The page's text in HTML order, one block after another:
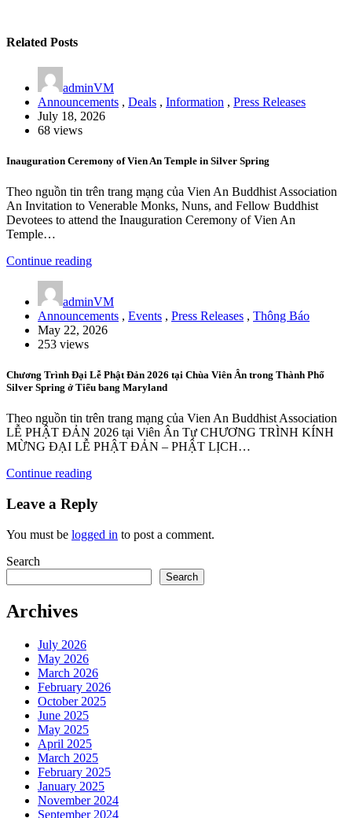
Related Posts
adminVM
Announcements , Deals , Information , Press Releases
July 18, 2026
68 views
Inauguration Ceremony of Vien An Temple in Silver Spring
Theo nguồn tin trên trang mạng của Vien An Buddhist Association
An Invitation to Venerable Monks, Nuns, and Fellow Buddhist
Devotees to attend the Inauguration Ceremony of Vien An
Temple…
Continue reading
adminVM
Announcements , Events , Press Releases , Thông Báo
May 22, 2026
253 views
Chương Trình Đại Lễ Phật Đản 2026 tại Chùa Viên Ân trong Thành Phố
Silver Spring ở Tiểu bang Maryland
Theo nguồn tin trên trang mạng của Vien An Buddhist Association
LỄ PHẬT ĐẢN 2026 tại Viên Ân Tự CHƯƠNG TRÌNH KÍNH
MỪNG ĐẠI LỄ PHẬT ĐẢN – PHẬT LỊCH…
Continue reading
Leave a Reply
You must be logged in to post a comment.
Search
Search
Archives
July 2026
May 2026
March 2026
February 2026
October 2025
June 2025
May 2025
April 2025
March 2025
February 2025
January 2025
November 2024
September 2024